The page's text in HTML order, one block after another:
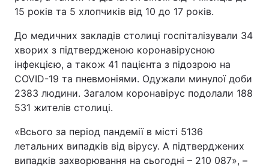
15 років та 5 хлопчиків від 10 до 17 років.
До медичних закладів столиці госпіталізували 34
хворих з підтвердженою коронавірусною
інфекцією, а також 41 пацієнта з підозрою на
COVID-19 та пневмоніями. Одужали минулої доби
2383 людини. Загалом коронавірус подолали 188
531 жителів столиці.
«Всього за період пандемії в місті 5136
летальних випадків від вірусу. А підтверджених
випадків захворювання на сьогодні – 210 087», –